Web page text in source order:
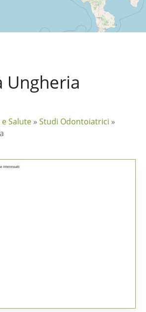
Ungheria
Salute » Studi Odontoiatrici »